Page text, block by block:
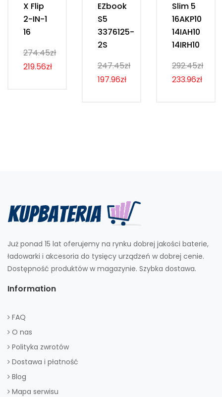
X Flip
2-IN-1
16
274.45zł
219.56zł
EZbook
S5
3376125-
2S
247.45zł
197.96zł
Slim 5
16AKP10
14IAH10
14IRH10
292.45zł
233.96zł
Już ponad 15 lat oferujemy na rynku dobrej jakości baterie,
ładowarki i akcesoria do tysięcy urządzeń w dobrej cenie.
Dostępność produktów w magazynie. Szybka dostawa.
Information
FAQ
O nas
Polityka zwrotów
Dostawa i płatność
Blog
Mapa serwisu